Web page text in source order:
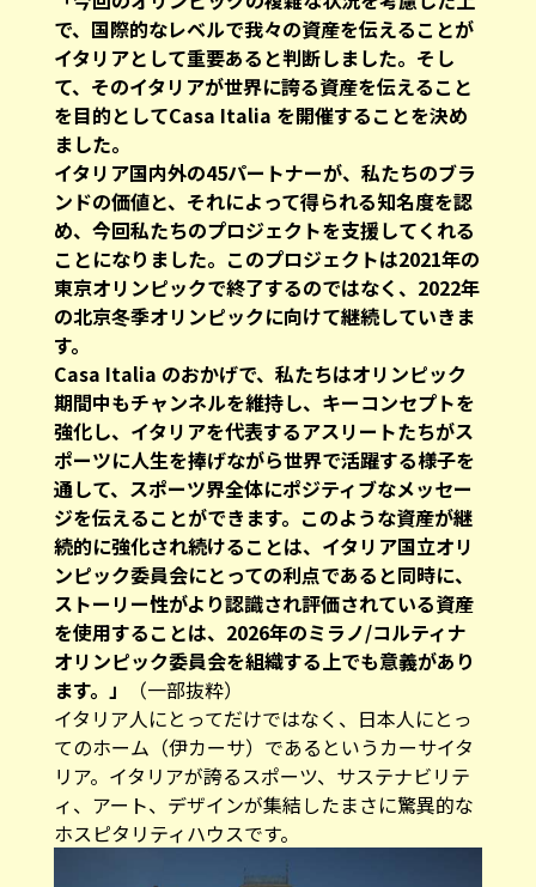
で、国際的なレベルで我々の資産を伝えることが
イタリアとして重要あると判断しました。そし
て、そのイタリアが世界に誇る資産を伝えること
を目的としてCasa Italia を開催することを決め
ました。
イタリア国内外の45パートナーが、私たちのブラ
ンドの価値と、それによって得られる知名度を認
め、今回私たちのプロジェクトを支援してくれる
ことになりました。このプロジェクトは2021年の
東京オリンピックで終了するのではなく、2022年
の北京冬季オリンピックに向けて継続していきま
す。
Casa Italia のおかげで、私たちはオリンピック
期間中もチャンネルを維持し、キーコンセプトを
強化し、イタリアを代表するアスリートたちがス
ポーツに人生を捧げながら世界で活躍する様子を
通して、スポーツ界全体にポジティブなメッセー
ジを伝えることができます。このような資産が継
続的に強化され続けることは、イタリア国立オリ
ンピック委員会にとっての利点であると同時に、
ストーリー性がより認識され評価されている資産
を使用することは、2026年のミラノ/コルティナ
オリンピック委員会を組織する上でも意義があり
ます。」
（一部抜粋）
イタリア人にとってだけではなく、日本人にとっ
てのホーム（伊カーサ）であるというカーサイタ
リア。イタリアが誇るスポーツ、サステナビリテ
ィ、アート、デザインが集結したまさに驚異的な
ホスピタリティハウスです。